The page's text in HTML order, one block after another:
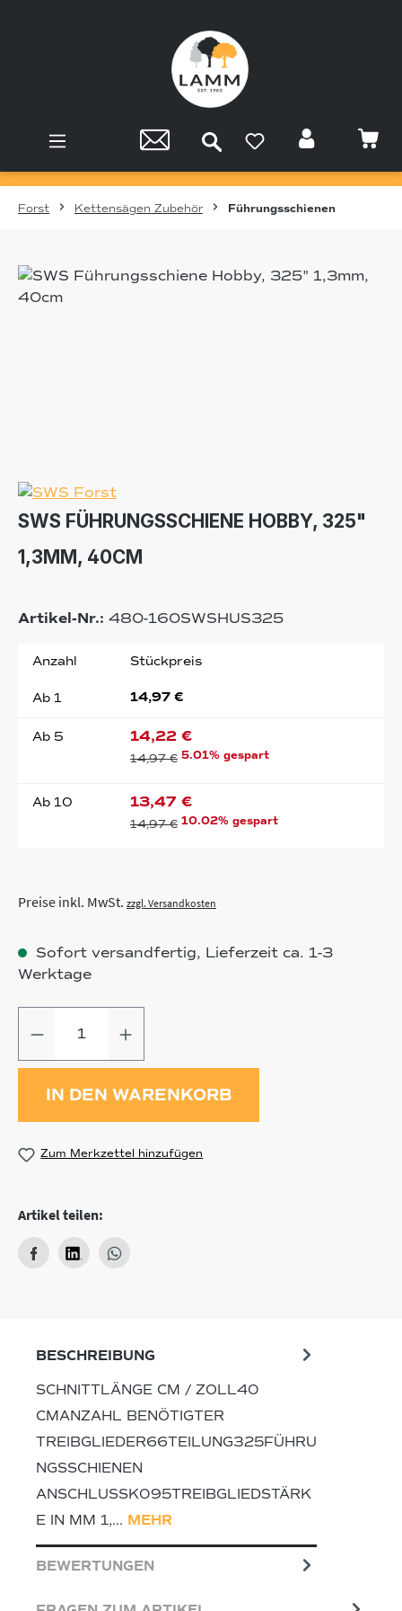
Forst Kettensägen Zubehör Führungsschienen
Bildergalerie überspringen
SWS FÜHRUNGSSCHIENE HOBBY, 325"
1,3MM, 40CM
Artikel-Nr.: 480-160SWSHUS325
Anzahl Stückpreis
Ab 1 14,97 €
Ab 5 14,22 €
14,97 € 5.01% gespart
Ab 10 13,47 €
14,97 € 10.02% gespart
Preise inkl. MwSt. zzgl. Versandkosten
Sofort versandfertig, Lieferzeit ca. 1-3
Werktage
IN DEN WARENKORB
Zum Merkzettel hinzufügen
Artikel teilen:
BESCHREIBUNG
SCHNITTLÄNGE CM / ZOLL40
CMANZAHL BENÖTIGTER
TREIBGLIEDER66TEILUNG325FÜHRU
NGSSCHIENEN
ANSCHLUSSK095TREIBGLIEDSTÄRK
E IN MM 1,… MEHR
BEWERTUNGEN